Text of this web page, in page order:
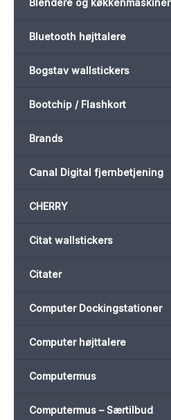
Blendere og køkkenmaskiner
Bluetooth højttalere
Bogstav wallstickers
Bootchip / Flashkort
Brands
Canal Digital fjernbetjening
CHERRY
Citat wallstickers
Citater
Computer Dockingstationer
Computer højttalere
Computermus
Computermus – Særtilbud